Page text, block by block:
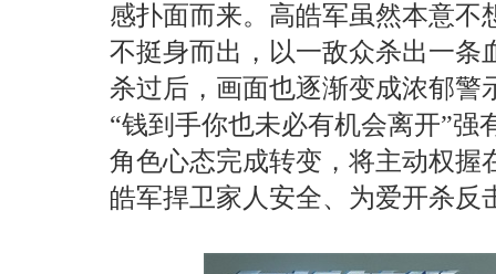
感扑面而来。高皓军虽然本意不
不挺身而出，以一敌众杀出一条
杀过后，画面也逐渐变成浓郁警
“钱到手你也未必有机会离开”
角色心态完成转变，将主动权握
皓军捍卫家人安全、为爱开杀反